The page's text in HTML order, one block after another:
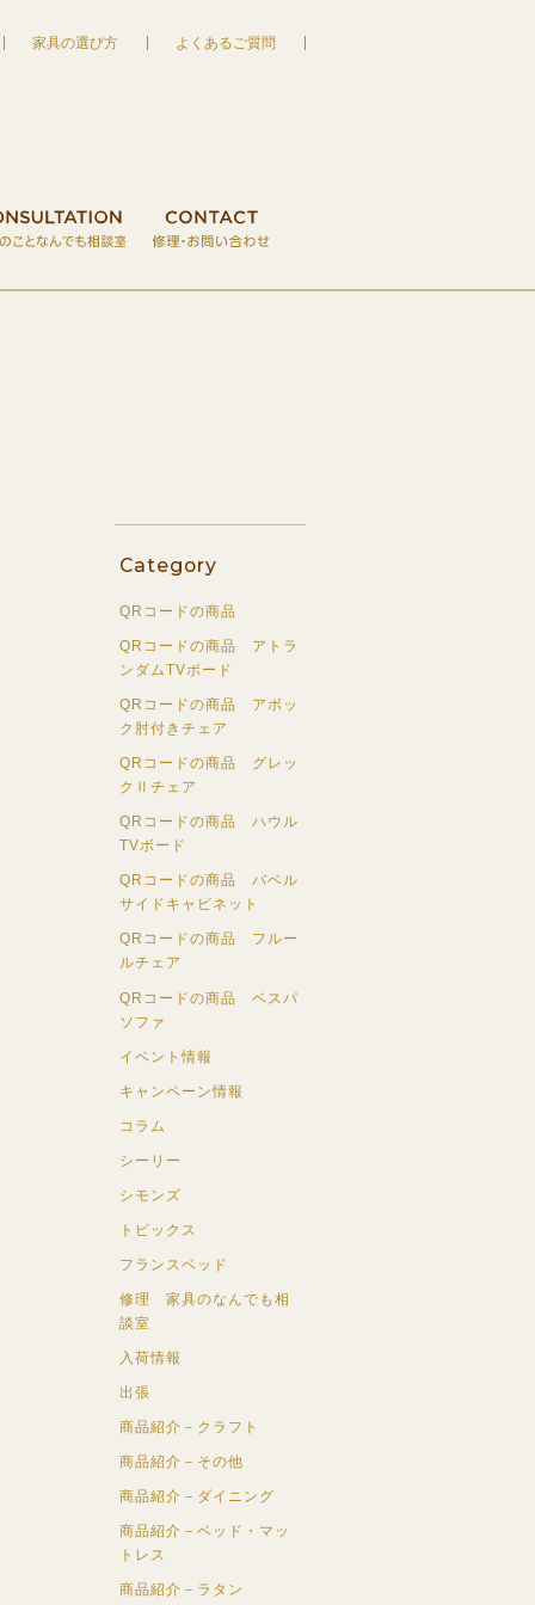
家具の選び方 よくあるご質問
Category
QRコードの商品
QRコードの商品 アトラ
ンダムTVボード
QRコードの商品 アボッ
ク肘付きチェア
QRコードの商品 グレッ
クⅡチェア
QRコードの商品 ハウル
TVボード
QRコードの商品 バベル
サイドキャビネット
QRコードの商品 フルー
ルチェア
QRコードの商品 ベスパ
ソファ
イベント情報
キャンペーン情報
コラム
シーリー
シモンズ
トピックス
フランスベッド
修理 家具のなんでも相
談室
入荷情報
出張
商品紹介－クラフト
商品紹介－その他
商品紹介－ダイニング
商品紹介－ベッド・マッ
トレス
商品紹介－ラタン